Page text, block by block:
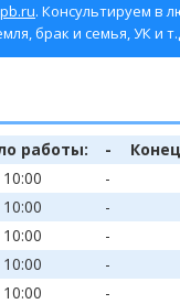
. Консультируем в
брак и семья, УК и
работы: -
10:00
-
10:00
-
10:00
-
10:00
-
10:00
-